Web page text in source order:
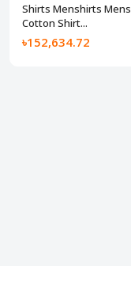
Shirts Menshirts Mens
Cotton Shirt...
৳152,634.72